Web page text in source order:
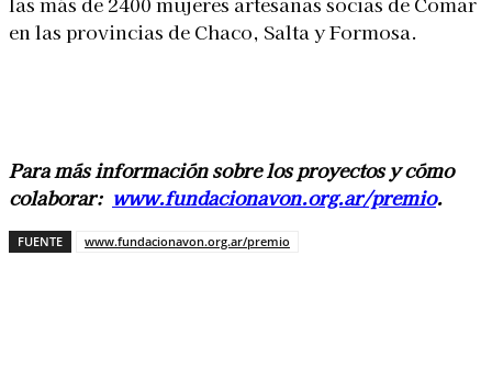
en las provincias de Chaco, Salta y Formosa.
Para más información sobre los proyectos y cómo
colaborar: www.fundacionavon.org.ar/premio.
FUENTE www.fundacionavon.org.ar/premio